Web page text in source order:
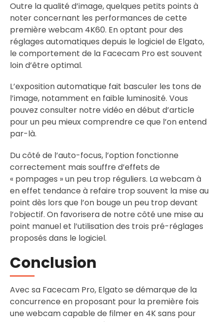
Outre la qualité d’image, quelques petits points à
noter concernant les performances de cette
première webcam 4K60. En optant pour des
réglages automatiques depuis le logiciel de Elgato,
le comportement de la Facecam Pro est souvent
loin d’être optimal.
L’exposition automatique fait basculer les tons de
l’image, notamment en faible luminosité. Vous
pouvez consulter notre vidéo en début d’article
pour un peu mieux comprendre ce que l’on entend
par-là.
Du côté de l’auto-focus, l’option fonctionne
correctement mais souffre d’effets de
« pompages » un peu trop réguliers. La webcam à
en effet tendance à refaire trop souvent la mise au
point dès lors que l’on bouge un peu trop devant
l’objectif. On favorisera de notre côté une mise au
point manuel et l’utilisation des trois pré-réglages
proposés dans le logiciel.
Conclusion
Avec sa Facecam Pro, Elgato se démarque de la
concurrence en proposant pour la première fois
une webcam capable de filmer en 4K sans pour